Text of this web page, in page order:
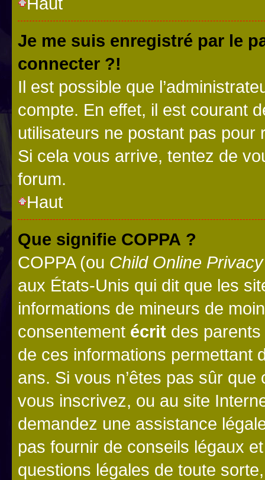
Je me suis enregistré par le
connecter ?!
Il est possible que
compte. En effet, il est courant
utilisateurs ne postant pas pour
Si cela vous arrive, tentez de
forum.
Haut
Que signifie COPPA ?
COPPA (ou Child Online
aux États-Unis qui dit que les
informations de mineurs de
consentement écrit des parents
de ces informations permettant
ans. Si vous n’êtes pas sûr
vous inscrivez, ou au site
demandez une assistance
pas fournir de conseils légaux
questions légales de toute